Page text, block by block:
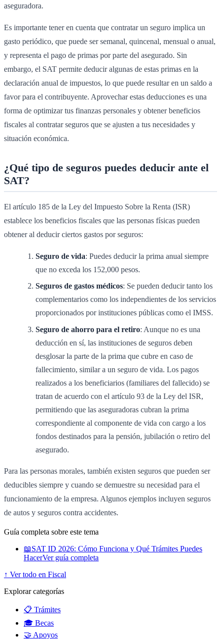
aseguradora.
Es importante tener en cuenta que contratar un seguro implica un
gasto periódico, que puede ser semanal, quincenal, mensual o anual,
y representa el pago de primas por parte del asegurado. Sin
embargo, el SAT permite deducir algunas de estas primas en la
declaración anual de impuestos, lo que puede resultar en un saldo a
favor para el contribuyente. Aprovechar estas deducciones es una
forma de optimizar tus finanzas personales y obtener beneficios
fiscales al contratar seguros que se ajusten a tus necesidades y
situación económica.
¿Qué tipo de seguros puedes deducir ante el
SAT?
El artículo 185 de la Ley del Impuesto Sobre la Renta (ISR)
establece los beneficios fiscales que las personas físicas pueden
obtener al deducir ciertos gastos por seguros:
Seguro de vida: Puedes deducir la prima anual siempre
que no exceda los 152,000 pesos.
Seguros de gastos médicos: Se pueden deducir tanto los
complementarios como los independientes de los servicios
proporcionados por instituciones públicas como el IMSS.
Seguro de ahorro para el retiro: Aunque no es una
deducción en sí, las instituciones de seguros deben
desglosar la parte de la prima que cubre en caso de
fallecimiento, similar a un seguro de vida. Los pagos
realizados a los beneficiarios (familiares del fallecido) se
tratan de acuerdo con el artículo 93 de la Ley del ISR,
permitiendo que las aseguradoras cubran la prima
correspondiente al componente de vida con cargo a los
fondos destinados para la pensión, jubilación o retiro del
asegurado.
Para las personas morales, también existen seguros que pueden ser
deducibles siempre y cuando se demuestre su necesidad para el
funcionamiento de la empresa. Algunos ejemplos incluyen seguros
de autos y seguros contra accidentes.
Guía completa sobre este tema
📖SAT ID 2026: Cómo Funciona y Qué Trámites Puedes
HacerVer guía completa
↑ Ver todo en Fiscal
Explorar categorías
📋 Trámites
🎓 Becas
🤝 Apoyos